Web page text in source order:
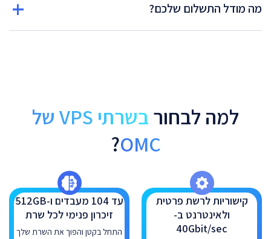
מה מודל התשלום שלכם?
למה לבחור
בשרתי VPS של
OMC
?
קישוריות לרשת פרטית
ולאינטרנט ב-
40Gbit/sec
עד 104 מעבדים ו-512GB
זיכרון פנימי לכל שרת
התחל בקטן והפוך את השרת שלך